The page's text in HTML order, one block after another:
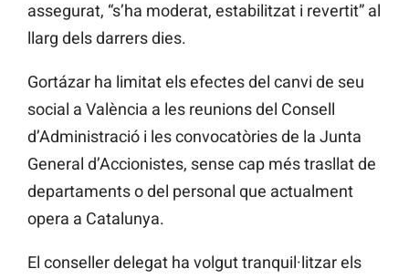
assegurat, “s’ha moderat, estabilitzat i revertit” al
llarg dels darrers dies.
Gortázar ha limitat els efectes del canvi de seu
social a València a les reunions del Consell
d’Administració i les convocatòries de la Junta
General d’Accionistes, sense cap més trasllat de
departaments o del personal que actualment
opera a Catalunya.
El conseller delegat ha volgut tranquil·litzar els